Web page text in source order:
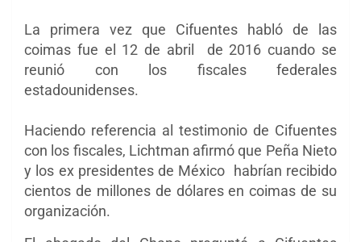
La primera vez que Cifuentes habló de las
coimas fue el 12 de abril de 2016 cuando se
reunió con los fiscales federales
estadounidenses.
Haciendo referencia al testimonio de Cifuentes
con los fiscales, Lichtman afirmó que Peña Nieto
y los ex presidentes de México habrían recibido
cientos de millones de dólares en coimas de su
organización.